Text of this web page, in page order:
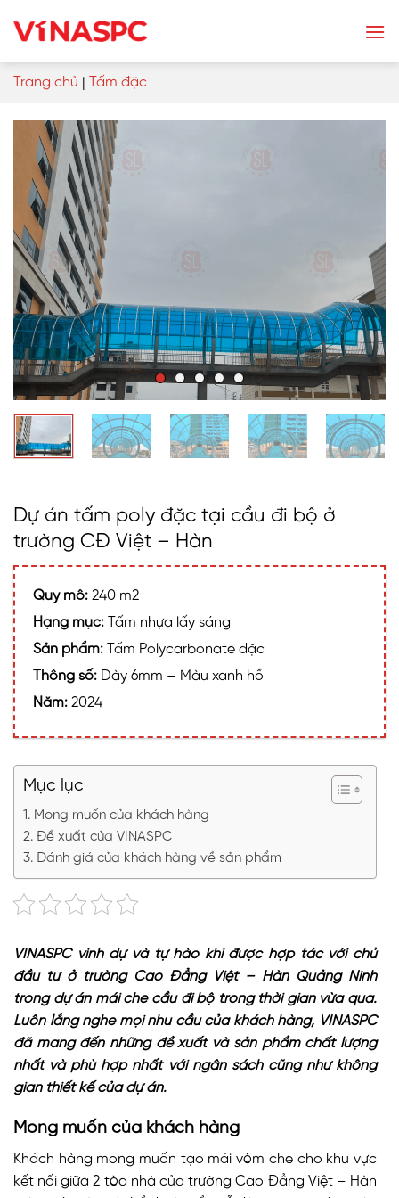
Trang chủ | Tấm đặc
Dự án tấm poly đặc tại cầu đi bộ ở
trường CĐ Việt – Hàn
Quy mô: 240 m2
Hạng mục: Tấm nhựa lấy sáng
Sản phẩm: Tấm Polycarbonate đặc
Thông số: Dày 6mm – Màu xanh hồ
Năm: 2024
Mục lục
Mong muốn của khách hàng
Đề xuất của VINASPC
Đánh giá của khách hàng về sản phẩm
VINASPC vinh dự và tự hào khi được hợp tác với chủ
đầu tư ở trường Cao Đẳng Việt – Hàn Quảng Ninh
trong dự án mái che cầu đi bộ trong thời gian vừa qua.
Luôn lắng nghe mọi nhu cầu của khách hàng, VINASPC
đã mang đến những đề xuất và sản phẩm chất lượng
nhất và phù hợp nhất với ngân sách cũng như không
gian thiết kế của dự án.
Mong muốn của khách hàng
Khách hàng mong muốn tạo mái vòm che cho khu vực
kết nối giữa 2 tòa nhà của trường Cao Đẳng Việt – Hàn